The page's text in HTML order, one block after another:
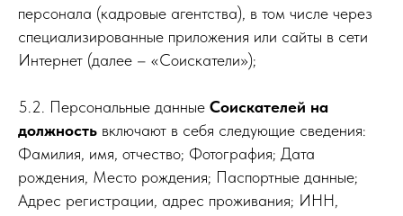
персонала (кадровые агентства), в том числе через
специализированные приложения или сайты в сети
Интернет (далее – «Соискатели»);
5.2. Персональные данные Соискателей на
должность включают в себя следующие сведения:
Фамилия, имя, отчество; Фотография; Дата
рождения, Место рождения; Паспортные данные;
Адрес регистрации, адрес проживания; ИНН,